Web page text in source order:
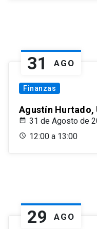
31 AGO
Finanzas
Agustín Hurtado,
31 de Agosto de
12:00 a 13:00
29 AGO